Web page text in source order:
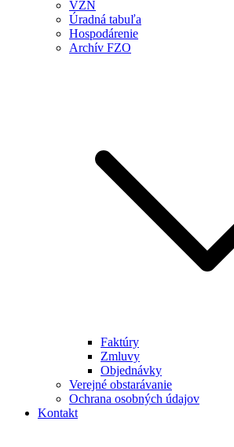
VZN
Úradná tabuľa
Hospodárenie
Archív FZO
Faktúry
Zmluvy
Objednávky
Verejné obstarávanie
Ochrana osobných údajov
Kontakt